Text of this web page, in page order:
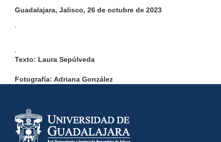
Guadalajara, Jalisco, 26 de octubre de 2023
,
,
Texto: Laura Sepúlveda
Fotografía: Adriana González
Información del
portal